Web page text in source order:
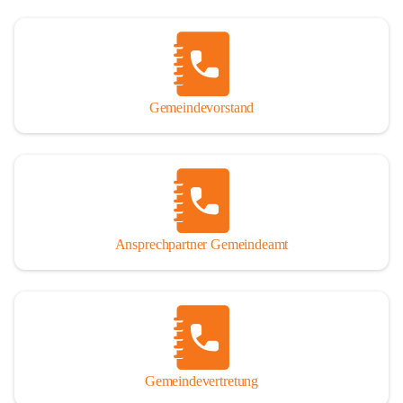
Gemeindevorstand
Ansprechpartner Gemeindeamt
Gemeindevertretung